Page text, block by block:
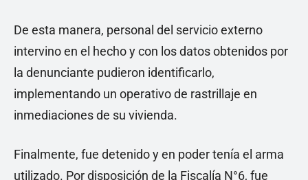
De esta manera, personal del servicio externo
intervino en el hecho y con los datos obtenidos por
la denunciante pudieron identificarlo,
implementando un operativo de rastrillaje en
inmediaciones de su vivienda.
Finalmente, fue detenido y en poder tenía el arma
utilizado. Por disposición de la Fiscalía N°6, fue